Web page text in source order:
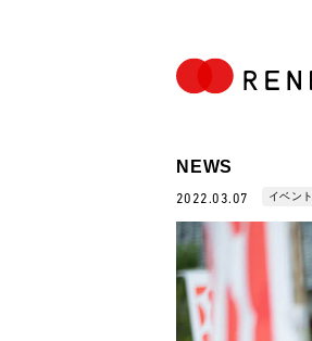
NEWS
2022.03.07 イベント